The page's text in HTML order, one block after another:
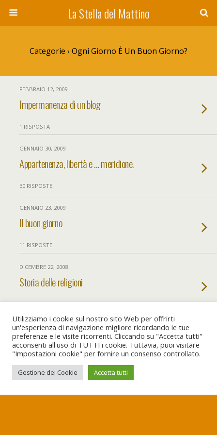
La Stella del Mattino
Categorie › Ogni Giorno È Un Buon Giorno?
FEBBRAIO 12, 2009
Impermanenza di un blog
1 RISPOSTA
GENNAIO 30, 2009
Appartenenza, libertà e … meridione.
30 RISPOSTE
GENNAIO 23, 2009
Il buon giorno
11 RISPOSTE
DICEMBRE 22, 2008
Storia delle religioni
21 RISPOSTE
Torna su
Dispositivo Portatile Pc Desktop
Utilizziamo i cookie sul nostro sito Web per offrirti
un'esperienza di navigazione migliore ricordando le tue
preferenze e le visite ricorrenti. Cliccando su "Accetta tutti"
acconsenti all'uso di TUTTI i cookie. Tuttavia, puoi visitare
"Impostazioni cookie" per fornire un consenso controllato.
Gestione dei Cookie Accetta tutti